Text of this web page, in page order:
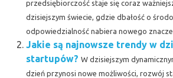
przedsiębiorczość staje się coraz
dzisiejszym świecie, gdzie dbałość o
odpowiedzialność nabiera nowego
Jakie są najnowsze trendy w
startupów? W dzisiejszym
dzień przynosi nowe możliwości, rozwój